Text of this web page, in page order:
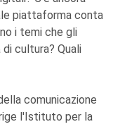
piattaforma conta
i temi che gli
cultura? Quali
comunicazione
l'Istituto per la